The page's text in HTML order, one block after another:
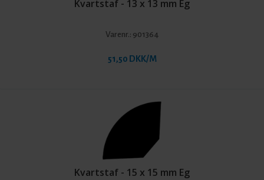
Kvartstaf - 13 x 13 mm Eg
Varenr.: 901364
51,50 DKK/M
Kvartstaf - 15 x 15 mm Eg